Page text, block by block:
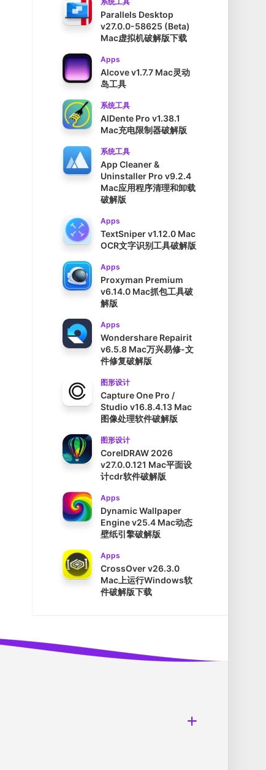
Parallels Desktop
v27.0.0-58625 (Beta)
Mac虚拟机破解版下载
Apps
Alcove v1.7.7 Mac灵动
岛工具
系统工具
AlDente Pro v1.38.1
Mac充电限制器破解版
系统工具
App Cleaner &
Uninstaller Pro v9.2.4
Mac应用程序清理和卸载
破解版
Apps
TextSniper v1.12.0 Mac
OCR文字识别工具破解版
Apps
Proxyman Premium
v6.14.0 Mac抓包工具破
解版
Apps
Wondershare Repairit
v6.5.8 Mac万兴易修-文
件修复破解版
图形设计
Capture One Pro /
Studio v16.8.4.13 Mac
图像处理软件破解版
图形设计
CorelDRAW 2026
v27.0.0.121 Mac平面设
计cdr软件破解版
Apps
Dynamic Wallpaper
Engine v25.4 Mac动态
壁纸引擎破解版
Apps
CrossOver v26.3.0
Mac上运行Windows软
件破解版下载